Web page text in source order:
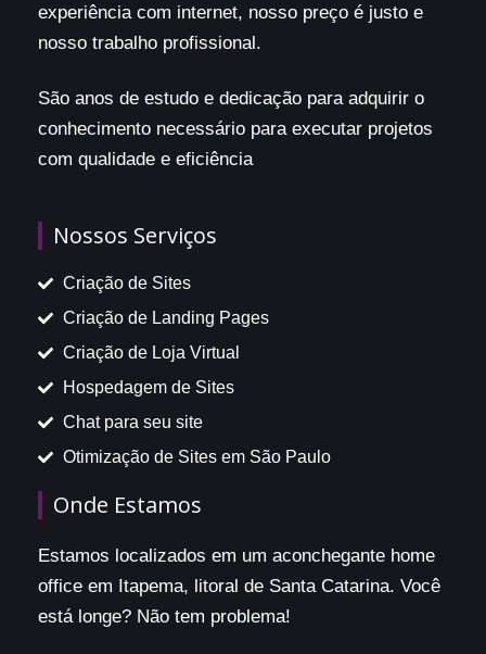
experiência com internet, nosso preço é justo e
nosso trabalho profissional.
São anos de estudo e dedicação para adquirir o
conhecimento necessário para executar projetos
com qualidade e eficiência
Nossos Serviços
Criação de Sites
Criação de Landing Pages
Criação de Loja Virtual
Hospedagem de Sites
Chat para seu site
Otimização de Sites em São Paulo
Onde Estamos
Estamos localizados em um aconchegante home
office em Itapema, litoral de Santa Catarina. Você
está longe? Não tem problema!